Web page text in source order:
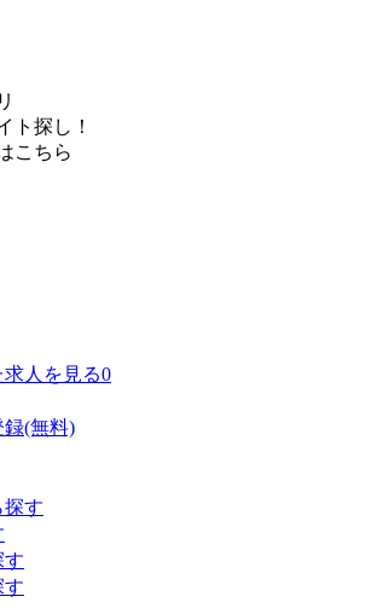
ト探し！
こちら
人を見る0
録(無料)
探す
す
す